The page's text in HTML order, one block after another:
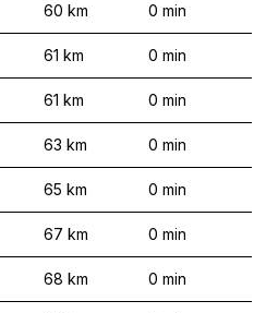
60 km 0 min
61 km 0 min
61 km 0 min
63 km 0 min
65 km 0 min
67 km 0 min
68 km 0 min